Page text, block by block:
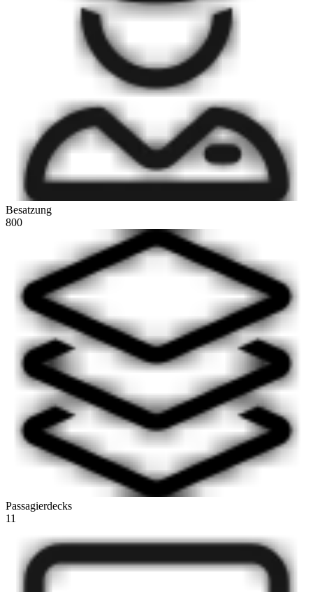
Besatzung
800
Passagierdecks
11